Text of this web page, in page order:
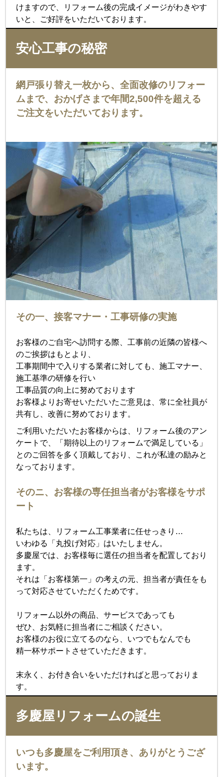
けますので、リフォーム後の完成イメージがわきやす
いと、ご好評をいただいております。
安心工事の秘密
網戸張り替え一枚から、全面改修のリフォー
ムまで、おかげさまで年間2,500件を超える
ご注文をいただいております。
その一、接客マナー・工事研修の実施
お客様のご自宅へ訪問する際、工事前の近隣の皆様へ
のご挨拶はもとより、
工事期間中で入りする業者に対しても、施工マナー、
施工基準の研修を行い
工事品質の向上に努めております
お客様よりお寄せいただいたご意見は、常に全社員が
共有し、改善に努めております。
ご利用いただいたお客様からは、リフォーム後のアン
ケートで、「期待以上のリフォームで満足している」
とのご回答を多く頂戴しており、これが私達の励みと
なっております。
そのニ、お客様の専任担当者がお客様をサポ
ート
私たちは、リフォーム工事業者に任せっきり…
いわゆる「丸投げ対応」はいたしません。
多慶屋では、お客様毎に選任の担当者を配置しており
ます。
それは「お客様第一」の考えの元、担当者が責任をも
って対応させていただくためです。
リフォーム以外の商品、サービスであっても
ぜひ、お気軽に担当者にご相談ください。
お客様のお役に立てるのなら、いつでもなんでも
精一杯サポートさせていただきます。
末永く、お付き合いをいただければと思っておりま
す。
多慶屋リフォームの誕生
いつも多慶屋をご利用頂き、ありがとうござ
います。